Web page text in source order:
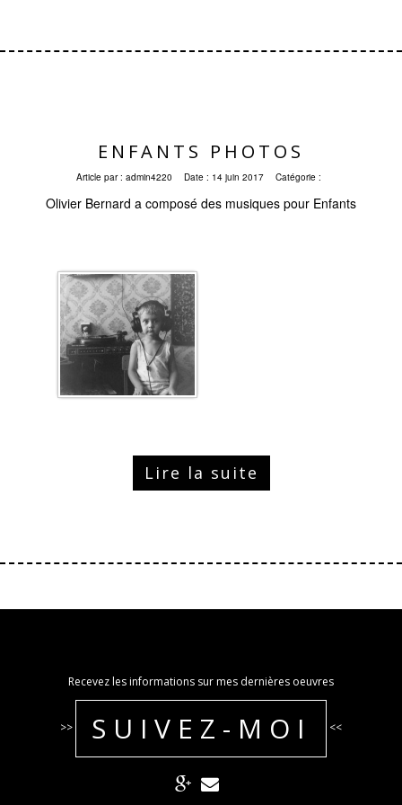
ENFANTS PHOTOS
Article par : admin4220 Date : 14 juin 2017 Catégorie :
Olivier Bernard a composé des musiques pour Enfants
Lire la suite
Recevez les informations sur mes dernières oeuvres
>> SUIVEZ-MOI <<